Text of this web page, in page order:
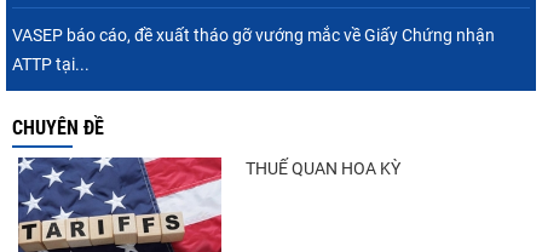
VASEP báo cáo, đề xuất tháo gỡ vướng mắc về Giấy Chứng nhận
ATTP tại...
CHUYÊN ĐỀ
THUẾ QUAN HOA KỲ